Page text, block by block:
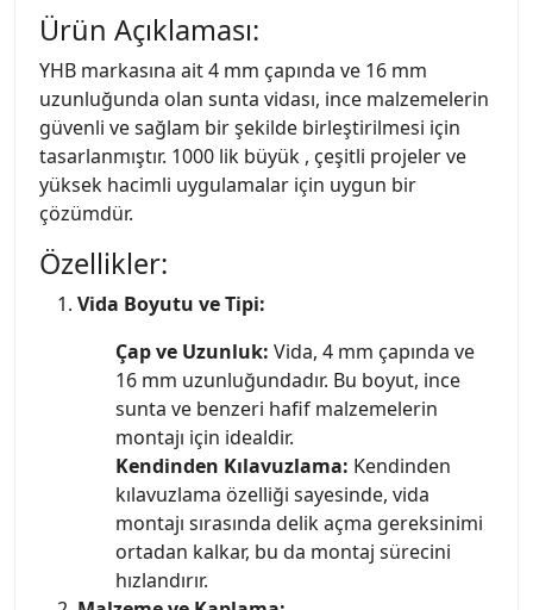
Ürün Açıklaması:
YHB markasına ait 4 mm çapında ve 16 mm
uzunluğunda olan sunta vidası, ince malzemelerin
güvenli ve sağlam bir şekilde birleştirilmesi için
tasarlanmıştır. 1000 lik büyük , çeşitli projeler ve
yüksek hacimli uygulamalar için uygun bir
çözümdür.
Özellikler:
Vida Boyutu ve Tipi:
Çap ve Uzunluk: Vida, 4 mm çapında ve
16 mm uzunluğundadır. Bu boyut, ince
sunta ve benzeri hafif malzemelerin
montajı için idealdir.
Kendinden Kılavuzlama: Kendinden
kılavuzlama özelliği sayesinde, vida
montajı sırasında delik açma gereksinimi
ortadan kalkar, bu da montaj sürecini
hızlandırır.